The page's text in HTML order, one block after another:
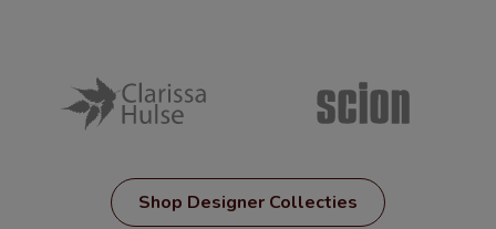
Shop Designer Collecties